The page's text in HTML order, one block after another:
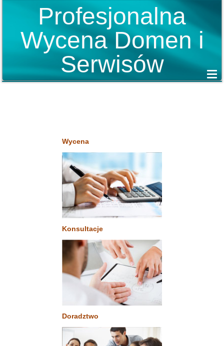
Profesjonalna
Wycena Domen i
Serwisów
Wycena
Konsultacje
Doradztwo